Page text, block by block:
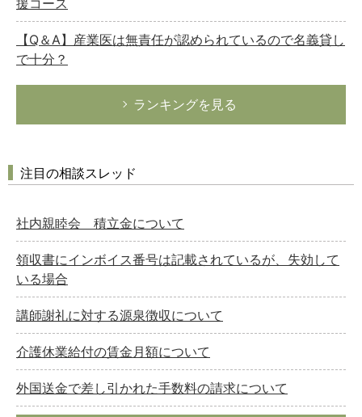
【Q＆A】産業医は無責任が認められているので名義貸し
で十分？
ランキングを見る
注目の相談スレッド
社内親睦会 積立金について
領収書にインボイス番号は記載されているが、失効して
いる場合
講師謝礼に対する源泉徴収について
介護休業給付の賃金月額について
外国送金で差し引かれた手数料の請求について